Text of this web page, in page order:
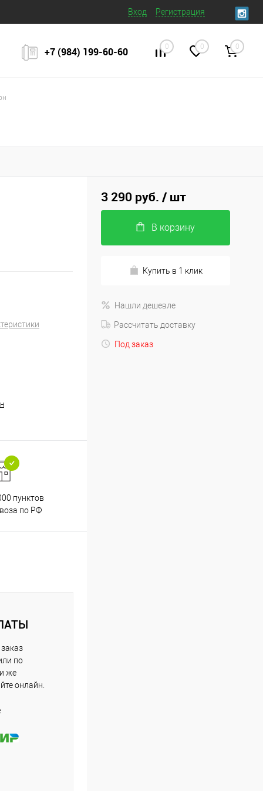
Вход Регистрация
+7 (984) 199‒60‒60 0 0 0
пунктов
по РФ
по
же
онлайн.
3 290 руб. / шт
В корзину
Купить в 1 клик
Нашли дешевле
Рассчитать доставку
Под заказ